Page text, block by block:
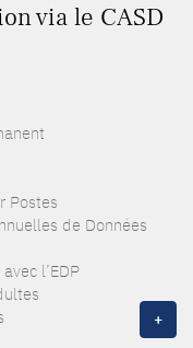
via le CASD
Postes
de Données
l’EDP
+